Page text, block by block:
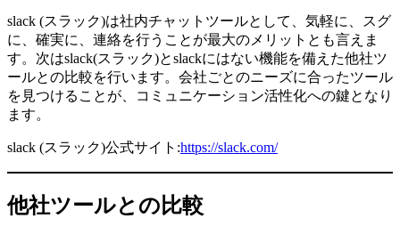
slack (スラック)は社内チャットツールとして、気軽に、スグ
に、確実に、連絡を行うことが最大のメリットとも言えま
す。次はslack(スラック)とslackにはない機能を備えた他社ツ
ールとの比較を行います。会社ごとのニーズに合ったツール
を見つけることが、コミュニケーション活性化への鍵となり
ます。
slack (スラック)公式サイト:https://slack.com/
他社ツールとの比較